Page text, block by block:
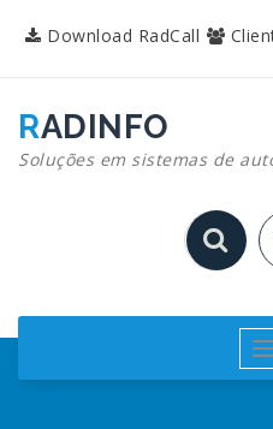
para Download RadCall
RADINFO
Soluções em sistemas de